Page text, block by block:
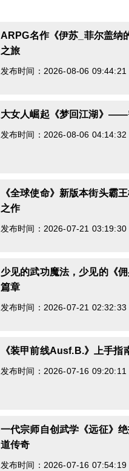
ARPG名作《伊苏_菲尔盖纳
之旅
发布时间：2026-08-06 09:44:21
大女人崛起《梦回江湖》——
发布时间：2026-08-06 04:14:32
《全球使命》新版本街头霸
之作
发布时间：2026-07-21 03:19:30
少见的武功魔法，少见的《
篇章
发布时间：2026-07-21 02:32:33
《装甲前线Ausf.B.》上手指
发布时间：2026-07-16 09:20:11
一代宗师自创武学《远征》
道传奇
发布时间：2026-07-16 07:54:19